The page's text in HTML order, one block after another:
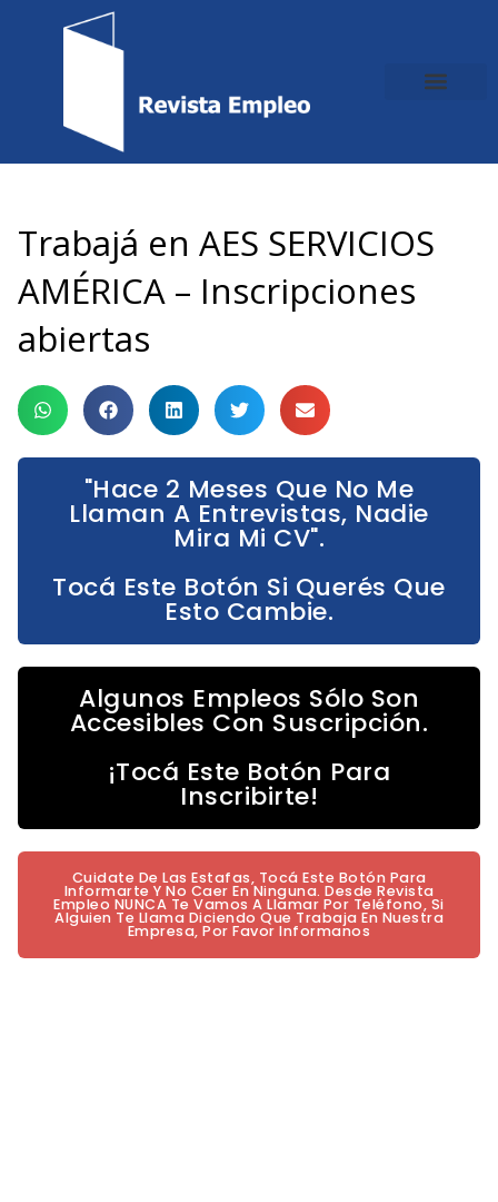
Trabajá en AES SERVICIOS
AMÉRICA – Inscripciones
abiertas
"Hace 2 Meses Que No Me
Llaman A Entrevistas, Nadie
Mira Mi CV".
Tocá Este Botón Si Querés Que
Esto Cambie.
Algunos Empleos Sólo Son
Accesibles Con Suscripción.
¡Tocá Este Botón Para
Inscribirte!
Cuidate De Las Estafas, Tocá Este Botón Para
Informarte Y No Caer En Ninguna. Desde Revista
Empleo NUNCA Te Vamos A Llamar Por Teléfono, Si
Alguien Te Llama Diciendo Que Trabaja En Nuestra
Empresa, Por Favor Informanos